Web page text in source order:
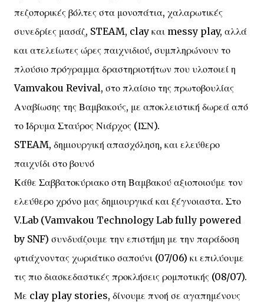
πεζοπορικές βόλτες στα μονοπάτια, χαλαρωτικές
συνεδρίες μασάζ, STEAM, clay και messy play, αλλά
και ατελείωτες ώρες παιχνιδιού, συμπληρώνουν το
πλούσιο πρόγραμμα δραστηριοτήτων που υλοποιεί η
Vamvakou Revival, στο πλαίσιο της πρωτοβουλίας
Αναβίωσης της Βαμβακούς, με αποκλειστική δωρεά από
το Ίδρυμα Σταύρος Νιάρχος (ΙΣΝ).
STEAM, δημιουργική απασχόληση, και ελεύθερο
παιχνίδι στο βουνό
Κάθε Σαββατοκύριακο στη Βαμβακού αξιοποιούμε τον
ελεύθερο χρόνο μας δημιουργικά και ξέγνοιαστα. Στο
V.Lab (Vamvakou Technology Lab fully powered
by SNF) συνδυάζουμε την επιστήμη με την παράδοση
φτιάχνοντας χωριάτικο σαπούνι (07/06) κι επιλύουμε
τις πιο διασκεδαστικές προκλήσεις ρομποτικής (08/07).
Με clay play stories, δίνουμε πνοή σε αγαπημένους